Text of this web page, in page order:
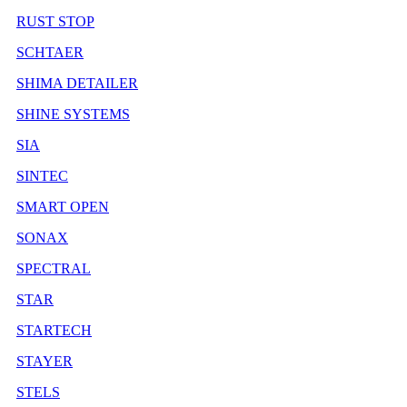
RUST STOP
SCHTAER
SHIMA DETAILER
SHINE SYSTEMS
SIA
SINTEC
SMART OPEN
SONAX
SPECTRAL
STAR
STARTECH
STAYER
STELS